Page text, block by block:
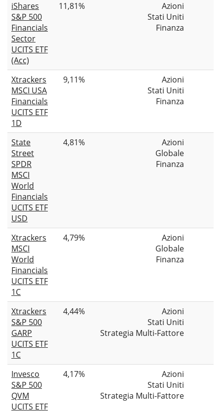
iShares
S&P 500
Financials
Sector
UCITS ETF
(Acc)
11,81%
Azioni
Stati Uniti
Finanza
Xtrackers
MSCI USA
Financials
UCITS ETF
1D
9,11%
Azioni
Stati Uniti
Finanza
State
Street
SPDR
MSCI
World
Financials
UCITS ETF
USD
4,81%
Azioni
Globale
Finanza
Xtrackers
MSCI
World
Financials
UCITS ETF
1C
4,79%
Azioni
Globale
Finanza
Xtrackers
S&P 500
GARP
UCITS ETF
1C
4,44%
Azioni
Stati Uniti
Strategia Multi-Fattore
Invesco
S&P 500
QVM
UCITS ETF
4,17%
Azioni
Stati Uniti
Strategia Multi-Fattore